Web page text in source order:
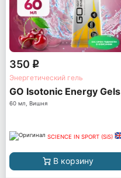
350 q
Энергетический гель
GO Isotonic Energy Gels
60 мл, Вишня
SCIENCE IN SPORT (SiS)
В корзину